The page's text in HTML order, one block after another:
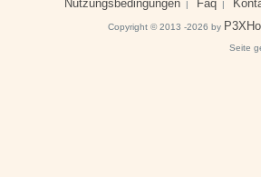
Nutzungsbedingungen | Faq |
Copyright © 2013 -2026 by
Seite